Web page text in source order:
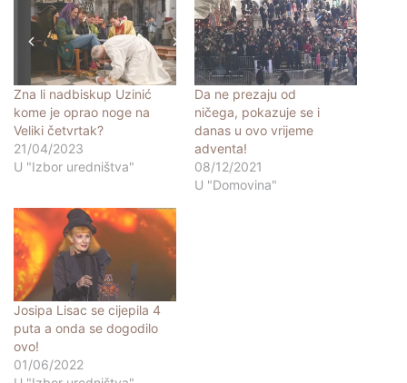
Zna li nadbiskup Uzinić
kome je oprao noge na
Veliki četvrtak?
21/04/2023
U "Izbor uredništva"
Da ne prezaju od
ničega, pokazuje se i
danas u ovo vrijeme
adventa!
08/12/2021
U "Domovina"
Josipa Lisac se cijepila 4
puta a onda se dogodilo
ovo!
01/06/2022